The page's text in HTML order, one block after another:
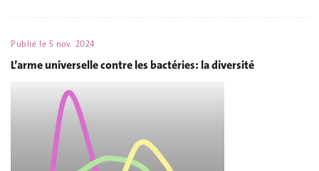
Publié le 5 nov. 2024
L’arme universelle contre les bactéries: la diversité